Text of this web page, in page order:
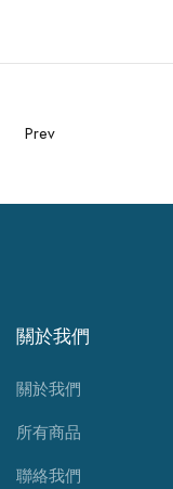
Prev
關於我們
關於我們
所有商品
聯絡我們